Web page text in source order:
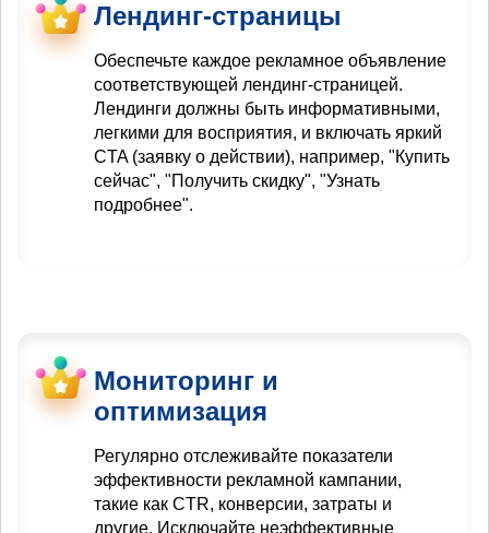
Лендинг-страницы
Обеспечьте каждое рекламное объявление
соответствующей лендинг-страницей.
Лендинги должны быть информативными,
легкими для восприятия, и включать яркий
CTA (заявку о действии), например, "Купить
сейчас", "Получить скидку", "Узнать
подробнее".
Мониторинг и
оптимизация
Регулярно отслеживайте показатели
эффективности рекламной кампании,
такие как CTR, конверсии, затраты и
другие. Исключайте неэффективные